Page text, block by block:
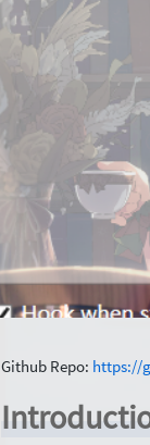
Github Repo: https://